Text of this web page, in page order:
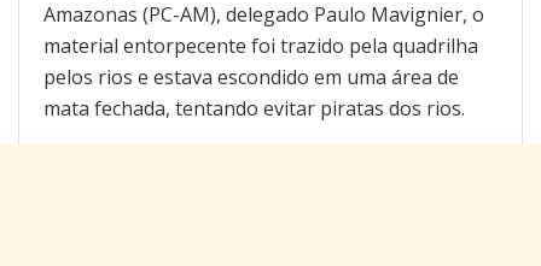
Amazonas (PC-AM), delegado Paulo Mavignier, o
material entorpecente foi trazido pela quadrilha
pelos rios e estava escondido em uma área de
mata fechada, tentando evitar piratas dos rios.